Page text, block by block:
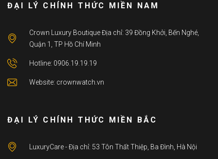
ĐẠI LÝ CHÍNH THỨC MIỀN NAM
Crown Luxury Boutique Địa chỉ: 39 Đồng Khởi, Bến Nghé,
Quận 1, TP Hồ Chí Minh
Hotline: 0906.19.19.19
Website: crownwatch.vn
ĐẠI LÝ CHÍNH THỨC MIỀN BẮC
LuxuryCare - Địa chỉ: 53 Tôn Thất Thiệp, Ba Đình, Hà Nội